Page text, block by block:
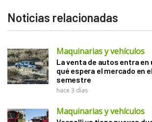
Noticias relacionadas
Maquinarias y vehículos
La venta de autos entra en
qué espera el mercado en
semestre
hace 3 días
Maquinarias y vehículos